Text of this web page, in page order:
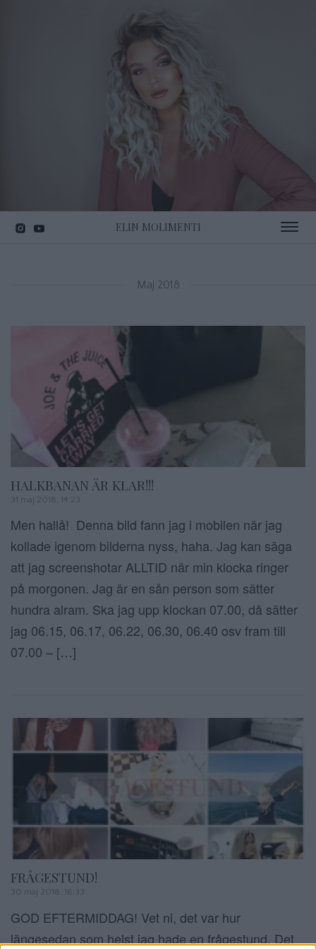
ELIN MOLIMENTI Toggle
Maj 2018
HALKBANAN ÄR KLAR!!!
31 maj 2018, 14:23
Men hallå! Denna bild fann jag i mobilen när jag
kollade igenom bilderna nyss, haha. Jag kan säga
att jag screenshotar ALLTID när min klocka ringer
på morgonen. Jag är en sån person som sätter
hundra alram. Ska jag upp klockan 07.00, då sätter
jag 06.15, 06.17, 06.22, 06.30, 06.40 osv fram till
07.00 – […]
FRÅGESTUND!
30 maj 2018, 16:33
GOD EFTERMIDDAG! Vet ni, det var hur
längesedan som helst jag hade en frågestund. Det